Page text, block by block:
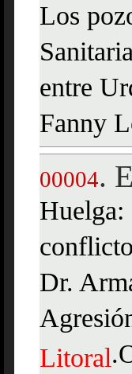
Los
entre
Fanny
00004.
Dr.
Litoral